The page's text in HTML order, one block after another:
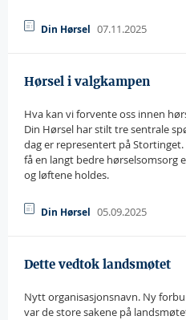
Din Hørsel 07.11.2025
Hørsel i valgkampen
Hva kan vi forvente oss innen
Din Hørsel har stilt tre sentrale
dag er representert på
få en langt bedre hørselsomsorg
og løftene holdes.
Din Hørsel 05.09.2025
Dette vedtok landsmøtet
Nytt organisasjonsnavn. Ny
var de store sakene på